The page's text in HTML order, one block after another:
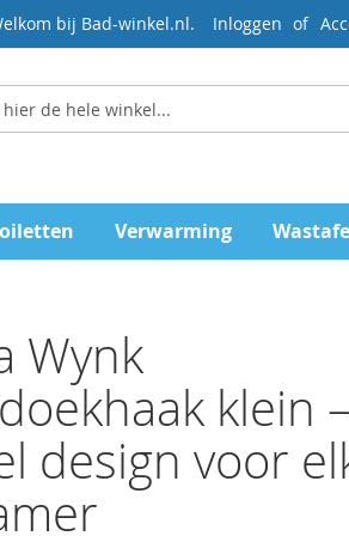
bij Bad-winkel.nl. Inloggen
Verwarming
Wynk
klein –
design voor